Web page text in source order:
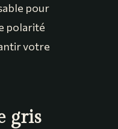
pour
polarité
votre
gris